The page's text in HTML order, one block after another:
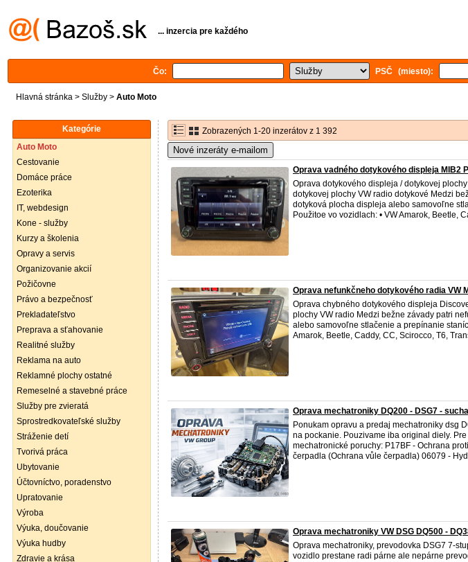
... inzercia pre každého
Čo: PSČ (miesto):
Hlavná stránka > Služby > Auto Moto
Kategórie
Auto Moto
Cestovanie
Domáce práce
Ezoterika
IT, webdesign
Kone - služby
Kurzy a školenia
Opravy a servis
Organizovanie akcií
Požičovne
Právo a bezpečnosť
Prekladateľstvo
Preprava a sťahovanie
Realitné služby
Reklama na auto
Reklamné plochy ostatné
Remeselné a stavebné práce
Služby pre zvieratá
Sprostredkovateľské služby
Stráženie detí
Tvorivá práca
Ubytovanie
Účtovníctvo, poradenstvo
Upratovanie
Výroba
Výuka, doučovanie
Výuka hudby
Zdravie a krása
Zobrazených 1-20 inzerátov z 1 392
Nové inzeráty e-mailom
Oprava vadného dotykového displeja MIB2
Oprava dotykového displeja / dotykovej
dotykovej plochy VW radio dotykové Medzi
dotyková plocha displeja alebo samovoľne
Použitoe vo vozidlach: • VW Amarok, Beetle,
Oprava nefunkčneho dotykového radia VW
Oprava chybného dotykového displeja
plochy VW radio Medzi bežne závady patri
alebo samovoľne stlačenie a prepínanie
Amarok, Beetle, Caddy, CC, Scirocco, T6,
Oprava mechatroniky DQ200 - DSG7 -
Ponukam opravu a predaj mechatroniky dsg
na pockanie. Pouzivame iba original diely.
mechatronické poruchy: P17BF - Ochrana
čerpadla (Ochrana vůle čerpadla) 06079 -
Oprava mechatroniky VW DSG DQ500 -
Oprava mechatroniky, prevodovka DSG7 7-
vozidlo prestane radi párne ale nepárne